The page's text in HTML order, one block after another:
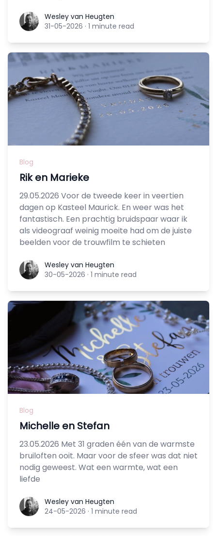
Wesley van Heugten
Wesley van Heugten
31-05-2026 · 1 minute read
Blog
Rik en Marieke
29.05.2026 Voor de tweede keer in veertien
dagen op Kasteel Maurick. En weer was het
fantastisch. Een prachtig bruidspaar waar ik
als videograaf weinig moeite had om de juiste
beelden voor de trouwfilm te schieten
Wesley van Heugten
Wesley van Heugten
30-05-2026 · 1 minute read
Blog
Michelle en Stefan
23.05.2026 Met 31 graden één van de warmste
bruiloften ooit. Maar voor de sfeer was dat niet
nodig geweest. Wat een warmte, wat een
liefde
Wesley van Heugten
Wesley van Heugten
24-05-2026 · 1 minute read